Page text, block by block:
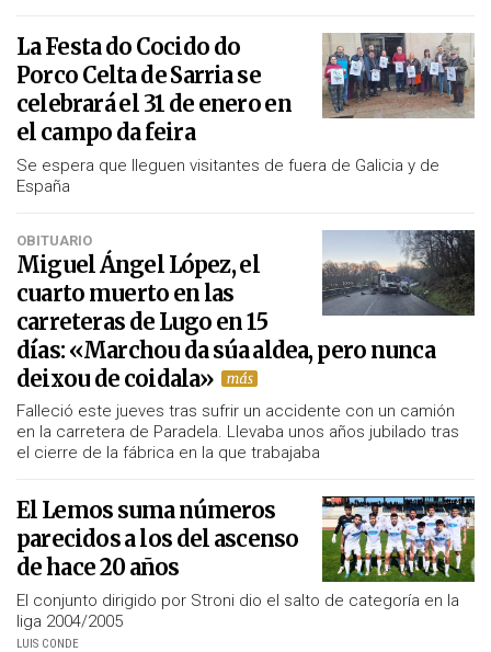
La Festa do Cocido do
Porco Celta de Sarria se
celebrará el 31 de enero en
el campo da feira
Se espera que lleguen visitantes de fuera de Galicia y de
España
OBITUARIO
Miguel Ángel López, el
cuarto muerto en las
carreteras de Lugo en 15
días: «Marchou da súa aldea, pero nunca
deixou de coidala»
Falleció este jueves tras sufrir un accidente con un camión
en la carretera de Paradela. Llevaba unos años jubilado tras
el cierre de la fábrica en la que trabajaba
El Lemos suma números
parecidos a los del ascenso
de hace 20 años
El conjunto dirigido por Stroni dio el salto de categoría en la
liga 2004/2005
LUIS CONDE